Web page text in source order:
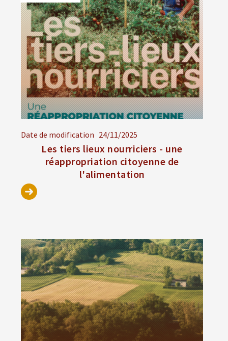
Date de modification 24/11/2025
Les tiers lieux nourriciers - une
réappropriation citoyenne de
l'alimentation